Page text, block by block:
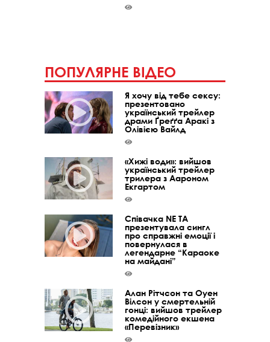
ПОПУЛЯРНЕ ВІДЕО
Я хочу від тебе сексу:
презентовано
український трейлер
драми Ґреґґа Аракі з
Олівією Вайлд
«Хижі води»: вийшов
український трейлер
трилера з Аароном
Екгартом
Співачка NE TA
презентувала сингл
про справжні емоції і
повернулася в
легендарне “Караоке
на майдані”
Алан Рітчсон та Оуен
Вілсон у смертельній
гонці: вийшов трейлер
комедійного екшена
«Перевізник»